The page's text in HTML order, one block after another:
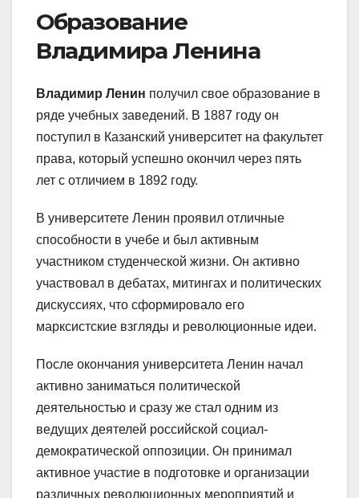
Образование
Владимира Ленина
Владимир Ленин получил свое образование в
ряде учебных заведений. В 1887 году он
поступил в Казанский университет на факультет
права, который успешно окончил через пять
лет с отличием в 1892 году.
В университете Ленин проявил отличные
способности в учебе и был активным
участником студенческой жизни. Он активно
участвовал в дебатах, митингах и политических
дискуссиях, что сформировало его
марксистские взгляды и революционные идеи.
После окончания университета Ленин начал
активно заниматься политической
деятельностью и сразу же стал одним из
ведущих деятелей российской социал-
демократической оппозиции. Он принимал
активное участие в подготовке и организации
различных революционных мероприятий и